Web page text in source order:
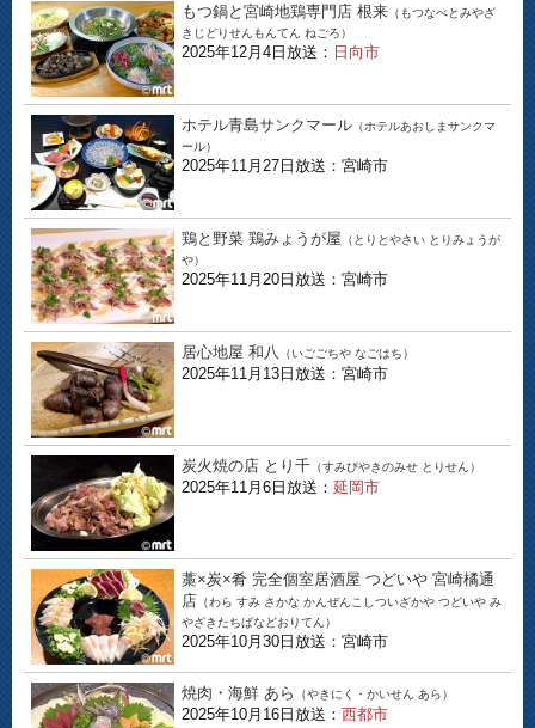
もつ鍋と宮崎地鶏専門店 根来 （もつなべとみやざ
きじどりせんもんてん ねごろ）
2025年12月4日放送： 日向市
ホテル青島サンクマール （ホテルあおしまサンクマ
ール）
2025年11月27日放送：宮崎市
鶏と野菜 鶏みょうが屋 （とりとやさい とりみょうが
や）
2025年11月20日放送：宮崎市
居心地屋 和八 （いごごちや なごはち）
2025年11月13日放送：宮崎市
炭火焼の店 とり千 （すみびやきのみせ とりせん）
2025年11月6日放送： 延岡市
藁×炭×肴 完全個室居酒屋 つどいや 宮崎橘通
店 （わら すみ さかな かんぜんこしついざかや つどいや み
やざきたちばなどおりてん）
2025年10月30日放送：宮崎市
焼肉・海鮮 あら （やきにく・かいせん あら）
2025年10月16日放送： 西都市